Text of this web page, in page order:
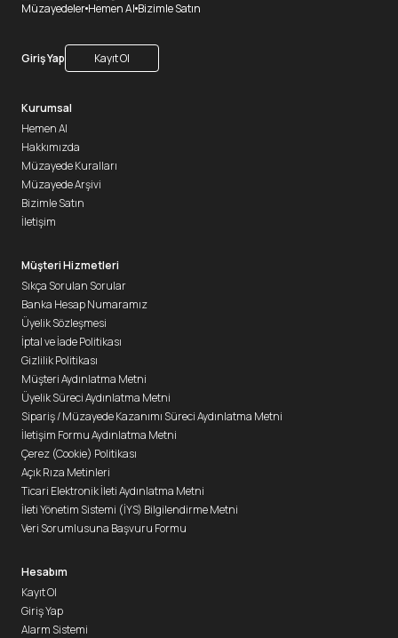
Müzayedeler Hemen Al Bizimle Satın
Giriş Yap Kayıt Ol
Kurumsal
Hemen Al
Hakkımızda
Müzayede Kuralları
Müzayede Arşivi
Bizimle Satın
İletişim
Müşteri Hizmetleri
Sıkça Sorulan Sorular
Banka Hesap Numaramız
Üyelik Sözleşmesi
İptal ve İade Politikası
Gizlilik Politikası
Müşteri Aydınlatma Metni
Üyelik Süreci Aydınlatma Metni
Sipariş / Müzayede Kazanımı Süreci Aydınlatma Metni
İletişim Formu Aydınlatma Metni
Çerez (Cookie) Politikası
Açık Rıza Metinleri
Ticari Elektronik İleti Aydınlatma Metni
İleti Yönetim Sistemi (İYS) Bilgilendirme Metni
Veri Sorumlusuna Başvuru Formu
Hesabım
Kayıt Ol
Giriş Yap
Alarm Sistemi